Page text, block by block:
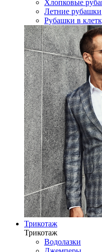
Хлопковые
Летние рубашки
Рубашки в
Трикотаж
Трикотаж
Водолазки